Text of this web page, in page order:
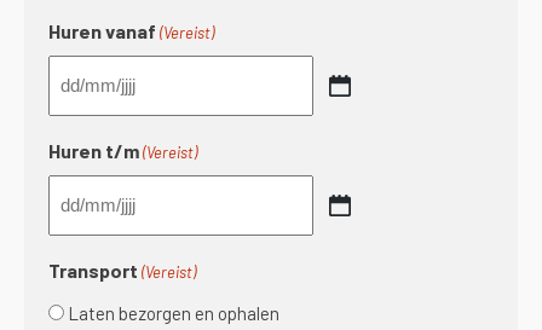
Huren vanaf (Vereist)
DD
MM
Huren t/m (Vereist)
DD
MM
slash
Transport (Vereist)
Laten bezorgen en ophalen